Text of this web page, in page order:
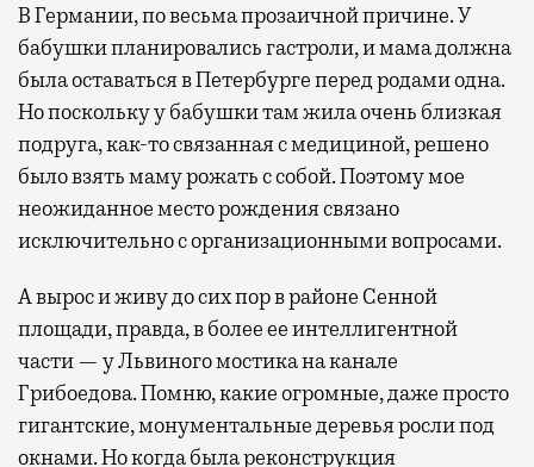
Современный путешественник часто берет
с собой не только чемодан, но и ноутбук.
А ожидание рейса все чаще превращается
не в потерянное время, а в возможность
спокойно закончить дела или спланировать
активности в путешествии, например
забронировать нужные билеты и рестораны.
Бизнес-зал становится местом, где можно
провести переговоры, поработать или просто
выпить кофе, наблюдая сквозь панорамные
В Германии, по весьма прозаичной причине. У
бабушки планировались гастроли, и мама должна
была оставаться в Петербурге перед родами одна.
Но поскольку у бабушки там жила очень близкая
подруга, как-то связанная с медициной, решено
было взять маму рожать с собой. Поэтому мое
неожиданное место рождения связано
исключительно с организационными вопросами.
А вырос и живу до сих пор в районе Сенной
площади, правда, в более ее интеллигентной
части — у Львиного мостика на канале
Грибоедова. Помню, какие огромные, даже просто
гигантские, монументальные деревья росли под
окнами. Но когда была реконструкция